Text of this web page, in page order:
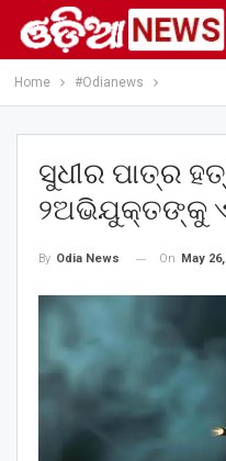
Home #Odianews
ସୁଧୀର ପାତ୍ର
୨ଅଭିଯୁକ୍ତଙ୍କୁ
By Odia News On May